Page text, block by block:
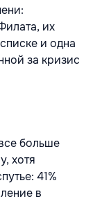
их
и одна
за кризис
больше
хотя
41%
в